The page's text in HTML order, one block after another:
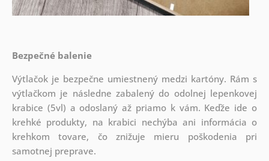
Bezpečné balenie
Výtlačok je bezpečne umiestnený medzi kartóny. Rám s
výtlačkom je následne zabalený do odolnej lepenkovej
krabice (5vl) a odoslaný až priamo k vám. Keďže ide o
krehké produkty, na krabici nechýba ani informácia o
krehkom tovare, čo znižuje mieru poškodenia pri
samotnej preprave.